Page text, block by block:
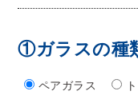
①ガラスの種
ペアガラス